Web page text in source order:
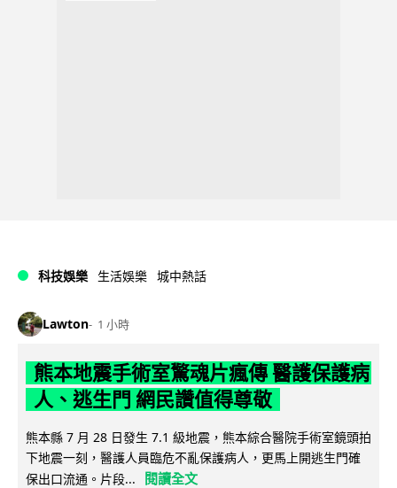
科技娛樂 生活娛樂 城中熱話
Lawton 1 小時
熊本地震手術室驚魂片瘋傳 醫護保護病
人、逃生門 網民讚值得尊敬
熊本縣 7 月 28 日發生 7.1 級地震，熊本綜合醫院手術室鏡頭拍
下地震一刻，醫護人員臨危不亂保護病人，更馬上開逃生門確
保出口流通。片段...
閱讀全文